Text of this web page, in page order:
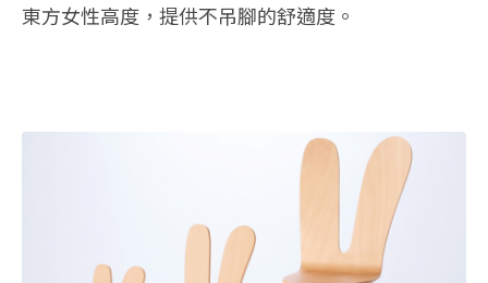
東方女性高度，提供不吊腳的舒適度。